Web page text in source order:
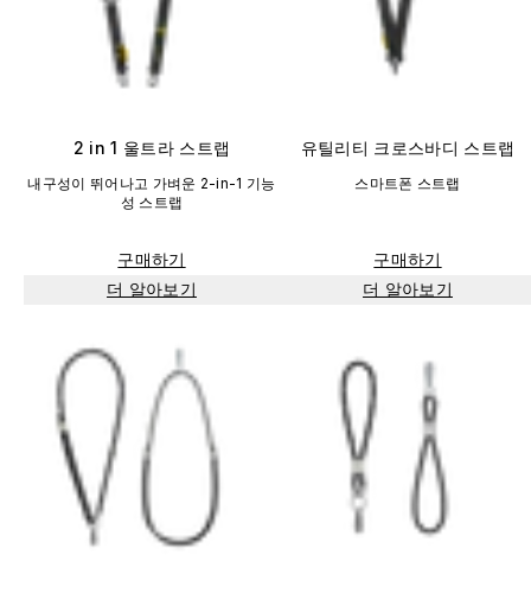
2 in 1 울트라 스트랩
내구성이 뛰어나고 가벼운 2-in-1 기능
성 스트랩
구매하기
더 알아보기
유틸리티 크로스바디 스트랩
스마트폰 스트랩
구매하기
더 알아보기